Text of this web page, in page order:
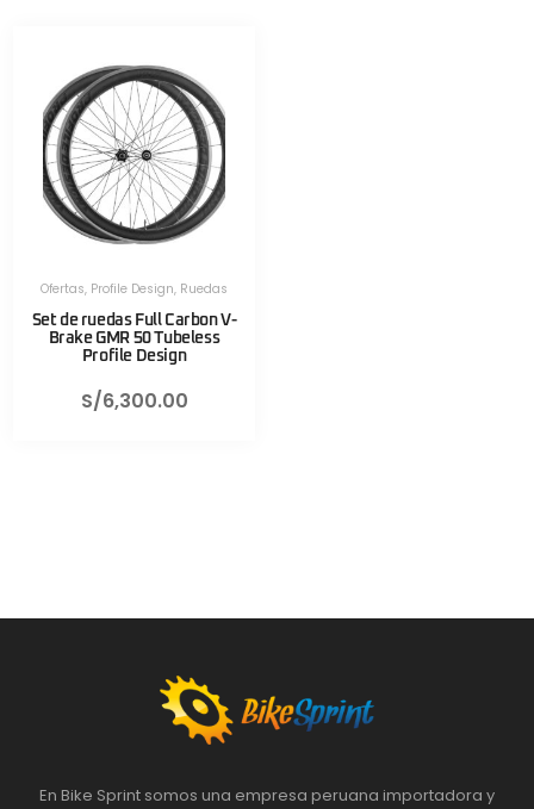
Ofertas, Profile Design, Ruedas
Set de ruedas Full Carbon V-
Brake GMR 50 Tubeless
Profile Design
S/6,300.00
En Bike Sprint somos una empresa peruana importadora y